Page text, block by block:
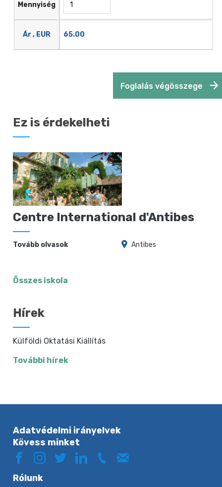
Mennyiség
Ár , EUR 65.00
Foglalás végösszege
Ez is érdekelheti
Centre International d'Antibes
Tovább olvasok Antibes
Összes iskola
Hírek
Külföldi Oktatási Kiállítás
További hírek
Adatvédelmi irányelvek
Kövess minket
Rólunk